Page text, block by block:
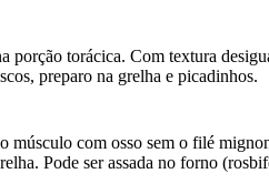
torácica. Com textura
preparo na grelha e picadinhos.
músculo com osso sem o filé
Pode ser assada no forno